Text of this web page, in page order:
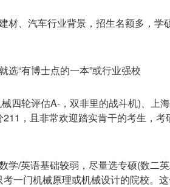
材、汽车行业背景，招生名额多，
选“有博士点的一本”或行业强校
四轮评估A-，双非里的战斗机)、上
，且非常欢迎踏实肯干的考生，
学/英语基础较弱，尽量选专硕(数二
一门机械原理或机械设计的院校。